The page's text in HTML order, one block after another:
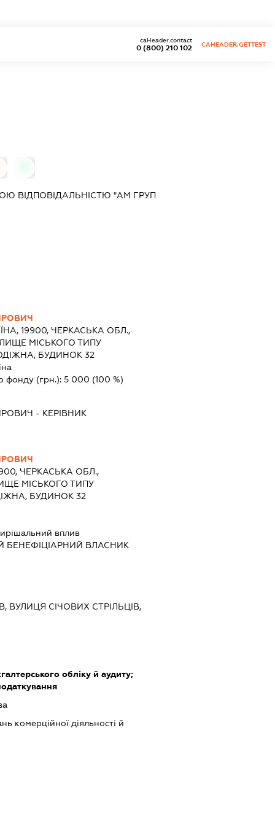
0 (800) 210 102
caHeader.contact
CAHEADER.GETTEST
ВІДПОВІДАЛЬНІСТЮ "АМ ГРУП
19900, ЧЕРКАСЬКА ОБЛ.,
МІСЬКОГО ТИПУ
БУДИНОК 32
фонду (грн.):5 000 (100 %)
- КЕРІВНИК
ЧЕРКАСЬКА ОБЛ.,
МІСЬКОГО ТИПУ
БУДИНОК 32
вплив
БЕНЕФІЦІАРНИЙ ВЛАСНИК
ВУЛИЦЯ СІЧОВИХ СТРІЛЬЦІВ,
обліку й аудиту;
комерційної діяльності й